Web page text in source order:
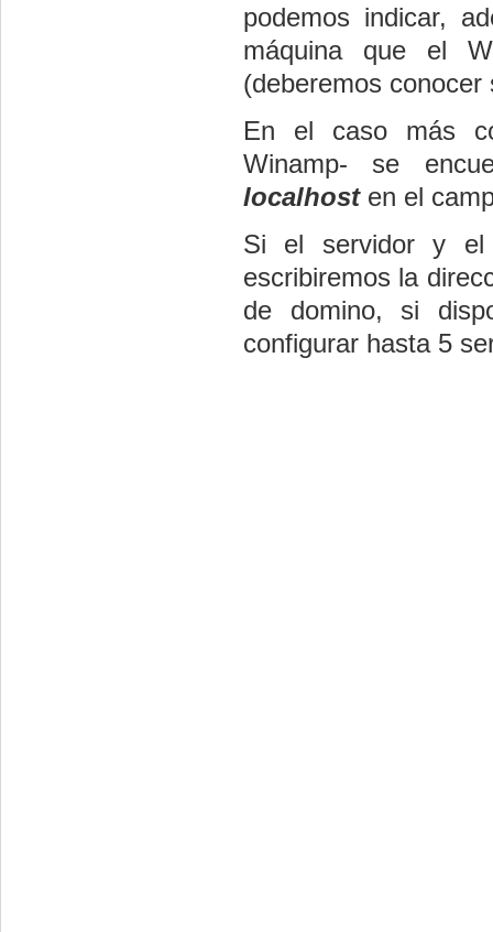
podemos indicar,
máquina que el
(deberemos
En el caso más
Winamp- se
localhosten el
Si el servidor y el
escribiremos la
de domino, si
configurar hasta 5